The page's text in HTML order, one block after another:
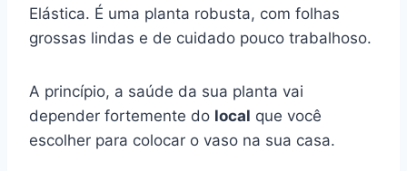
Elástica. É uma planta robusta, com folhas
grossas lindas e de cuidado pouco trabalhoso.
A princípio, a saúde da sua planta vai
depender fortemente do local que você
escolher para colocar o vaso na sua casa.